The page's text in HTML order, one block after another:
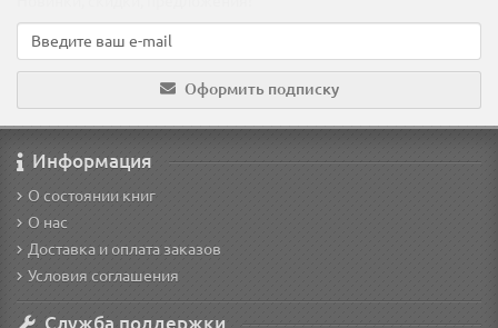
Оформить подписку
Информация
О состоянии книг
О нас
Доставка и оплата заказов
Условия соглашения
Служба поддержки